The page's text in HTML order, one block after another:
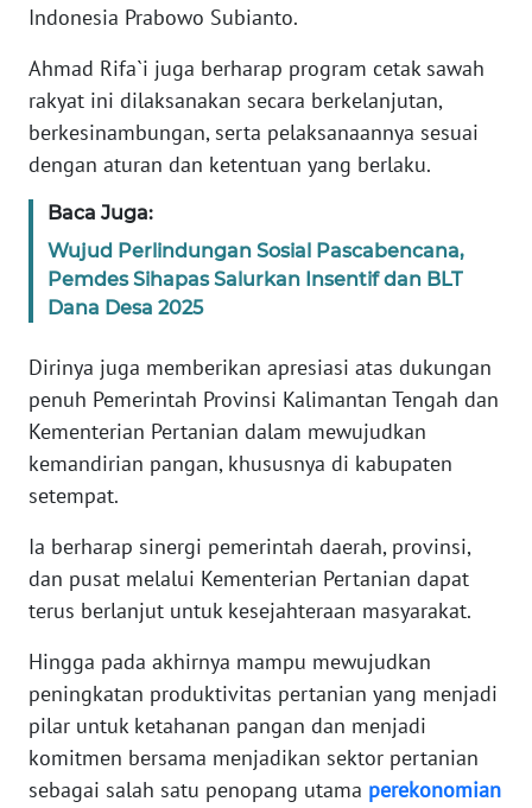
Indonesia Prabowo Subianto.
Ahmad Rifa`i juga berharap program cetak sawah
rakyat ini dilaksanakan secara berkelanjutan,
berkesinambungan, serta pelaksanaannya sesuai
dengan aturan dan ketentuan yang berlaku.
Baca Juga:
Wujud Perlindungan Sosial Pascabencana,
Pemdes Sihapas Salurkan Insentif dan BLT
Dana Desa 2025
Dirinya juga memberikan apresiasi atas dukungan
penuh Pemerintah Provinsi Kalimantan Tengah dan
Kementerian Pertanian dalam mewujudkan
kemandirian pangan, khususnya di kabupaten
setempat.
Ia berharap sinergi pemerintah daerah, provinsi,
dan pusat melalui Kementerian Pertanian dapat
terus berlanjut untuk kesejahteraan masyarakat.
Hingga pada akhirnya mampu mewujudkan
peningkatan produktivitas pertanian yang menjadi
pilar untuk ketahanan pangan dan menjadi
komitmen bersama menjadikan sektor pertanian
sebagai salah satu penopang utama perekonomian
PAPUA
WN
PAPUA
WN
RIAU
SERAMBI
WN
WN
SULTRA
NTB
WN
SULTENG
SULBAR